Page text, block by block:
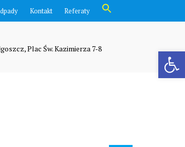
Otwórz pasek narzędzi
Kontakt Referaty
Search Button
Plac Św. Kazimierza 7-8